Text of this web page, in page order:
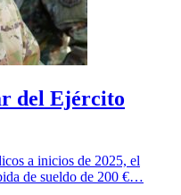
del Ejército
a inicios de 2025, el
de sueldo de 200 €…